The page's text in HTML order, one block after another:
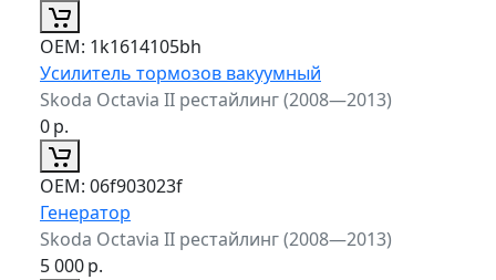
ОЕМ: 1k1614105bh
Усилитель тормозов вакуумный
Skoda Octavia II рестайлинг (2008—2013)
0р.
ОЕМ: 06f903023f
Генератор
Skoda Octavia II рестайлинг (2008—2013)
5 000р.